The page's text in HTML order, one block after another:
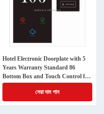
Hotel Electronic Doorplate with 5
Years Warranty Standard 86
Bottom Box and Touch Control for
Hotel Room Service
সেরা দাম পান